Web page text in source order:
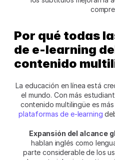
Por qué todas
de e-learning
contenido
La educación en línea está
el mundo. Con más
contenido multilingüe es
plataformas de e-learning
Expansión del alcance
hablan inglés como
parte considerable de los